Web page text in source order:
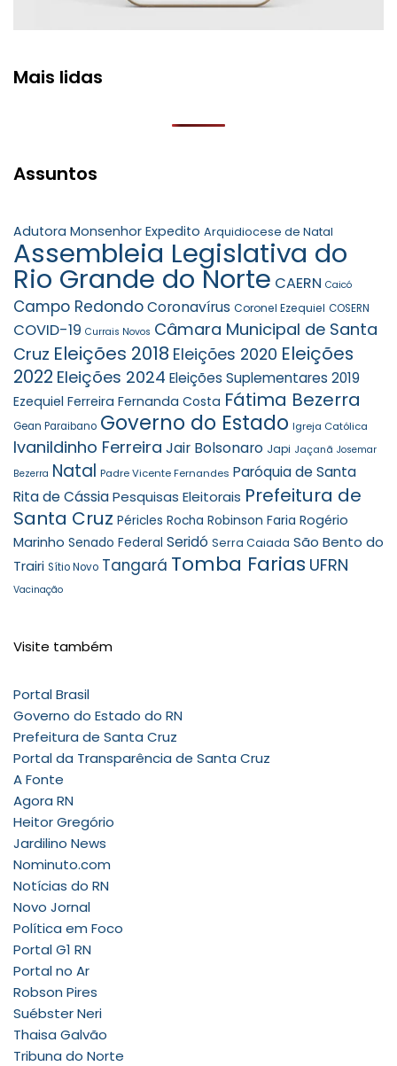
Mais lidas
Assuntos
Adutora Monsenhor Expedito Arquidiocese de Natal
Assembleia Legislativa do
Rio Grande do Norte CAERN Caicó
Campo RedondoCoronavírus Coronel Ezequiel COSERN
COVID-19 Currais Novos Câmara Municipal de Santa
Cruz Eleições 2018 Eleições 2020 Eleições
2022 Eleições 2024 Eleições Suplementares 2019
Ezequiel Ferreira Fernanda Costa Fátima Bezerra
Gean Paraibano Governo do Estado Igreja Católica
Ivanildinho Ferreira Jair Bolsonaro Japi Jaçanã Josemar
Bezerra Natal Padre Vicente Fernandes Paróquia de Santa
Rita de CássiaPesquisas Eleitorais Prefeitura de
Santa Cruz Péricles Rocha Robinson Faria Rogério
Marinho Senado Federal Seridó Serra Caiada São Bento do
Trairi Sítio Novo Tangará Tomba Farias UFRN
Vacinação
Visite também
Portal Brasil
Governo do Estado do RN
Prefeitura de Santa Cruz
Portal da Transparência de Santa Cruz
A Fonte
Agora RN
Heitor Gregório
Jardilino News
Nominuto.com
Notícias do RN
Novo Jornal
Política em Foco
Portal G1 RN
Portal no Ar
Robson Pires
Suébster Neri
Thaisa Galvão
Tribuna do Norte